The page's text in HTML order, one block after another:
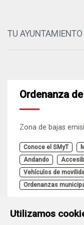
Utilizamos
TU AYUNTAMIENTO
Ordenanza
Zona de bajas
Conoce el SMyT
Andando
Vehículos de
Ordenanzas